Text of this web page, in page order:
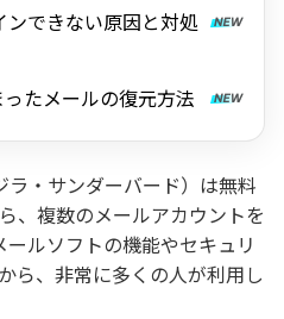
できない原因と対処
たメールの復元方法
・サンダーバード）は無料
、複数のメールアカウントを
ルソフトの機能やセキュリ
ら、非常に多くの人が利用し